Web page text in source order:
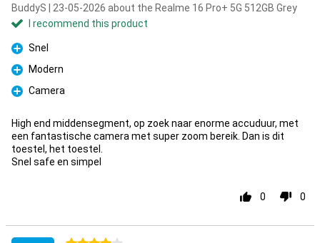
BuddyS | 23-05-2026 about the Realme 16 Pro+ 5G 512GB Grey
I recommend this product
Pro
Snel
Pro
Modern
Pro
Camera
High end middensegment, op zoek naar enorme accuduur, met
een fantastische camera met super zoom bereik. Dan is dit
toestel, het toestel.
Snel safe en simpel
0 0